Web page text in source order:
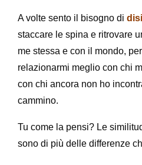
A volte sento il bisogno di
staccare le spina e ritrovare
me stessa e con il mondo,
relazionarmi meglio con chi
con chi ancora non ho
cammino.
Tu come la pensi? Le
sono di più delle differenze